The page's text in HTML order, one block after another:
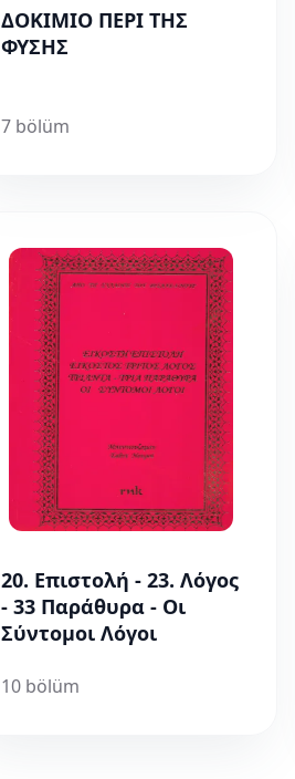
ΔΟΚΙΜΙΟ ΠΕΡΙ ΤΗΣ
ΦΥΣΗΣ
7 bölüm
20. Επιστολή - 23. Λόγος
- 33 Παράθυρα - Οι
Σύντομοι Λόγοι
10 bölüm